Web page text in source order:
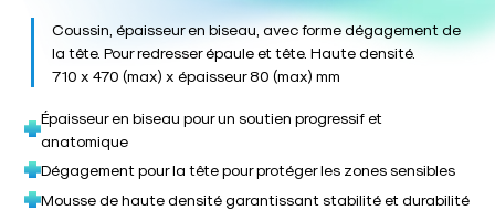
Coussin, épaisseur en biseau, avec forme dégagement de
la tête. Pour redresser épaule et tête. Haute densité.
710 x 470 (max) x épaisseur 80 (max) mm
Épaisseur en biseau pour un soutien progressif et
anatomique
Dégagement pour la tête pour protéger les zones sensibles
Mousse de haute densité garantissant stabilité et durabilité